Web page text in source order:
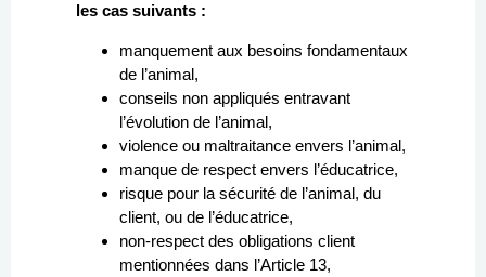
les cas suivants :
manquement aux besoins fondamentaux
de l’animal,
conseils non appliqués entravant
l’évolution de l’animal,
violence ou maltraitance envers l’animal,
manque de respect envers l’éducatrice,
risque pour la sécurité de l’animal, du
client, ou de l’éducatrice,
non-respect des obligations client
mentionnées dans l’Article 13,